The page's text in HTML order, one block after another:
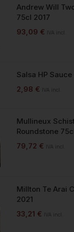
Andrew Will
75cl 2017
93,09 € IVA incl.
Salsa HP
2,98 € IVA incl.
Mullineux
Roundstone
79,72 € IVA incl.
Millton Te Arai
2021
33,21 € IVA incl.